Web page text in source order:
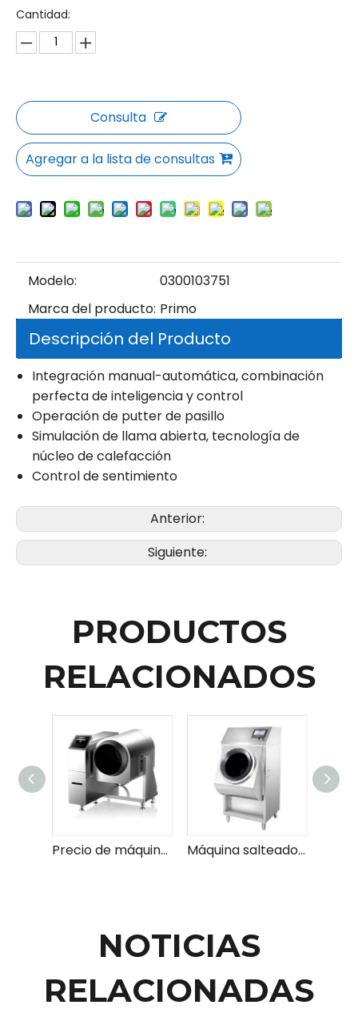
Cantidad:
Consulta
Agregar a la lista de consultas
Modelo:
0300103751
Marca del producto: Primo
Descripción del Producto
Integración manual-automática, combinación
perfecta de inteligencia y control
Operación de putter de pasillo
Simulación de llama abierta, tecnología de
núcleo de calefacción
Control de sentimiento
Anterior:
Siguiente:
PRODUCTOS
RELACIONADOS
Precio de máquina de salteado de batería de comida grupal inteligente Máquina salteadora de tambor simple/inteligente
NOTICIAS
RELACIONADAS